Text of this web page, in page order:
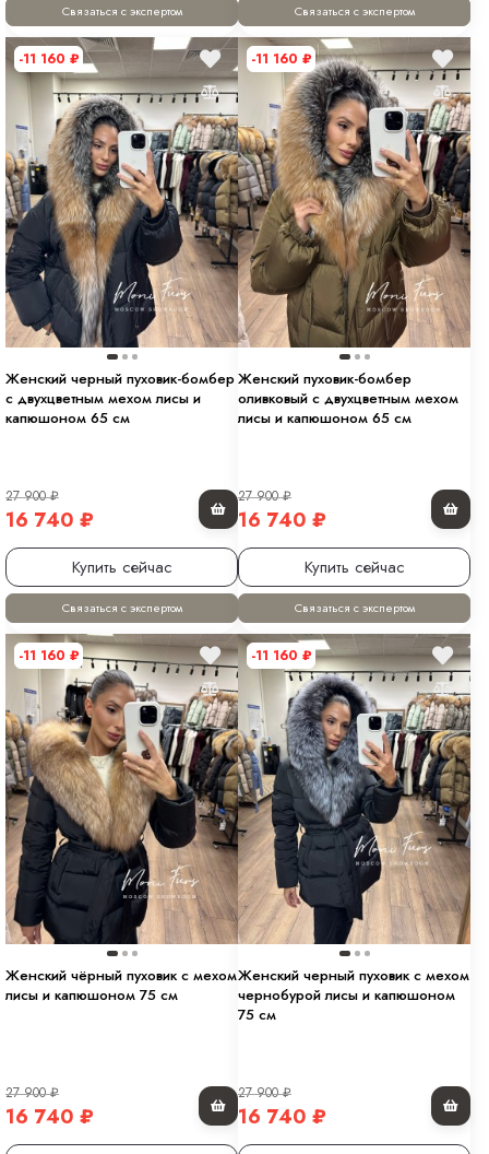
Связаться с экспертом Связаться с экспертом
-11 160 ₽
Женский черный пуховик-бомбер
с двухцветным мехом лисы и
капюшоном 65 см
27 900₽
16 740 ₽
Купить сейчас
Связаться с экспертом
-11 160 ₽
Женский пуховик-бомбер
оливковый с двухцветным мехом
лисы и капюшоном 65 см
27 900₽
16 740 ₽
Купить сейчас
Связаться с экспертом
-11 160 ₽
Женский чёрный пуховик с мехом
лисы и капюшоном 75 см
27 900₽
16 740 ₽
-11 160 ₽
Женский черный пуховик с мехом
чернобурой лисы и капюшоном
75 см
27 900₽
16 740 ₽